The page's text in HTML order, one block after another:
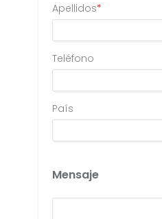
Apellidos*
Teléfono
País
Mensaje